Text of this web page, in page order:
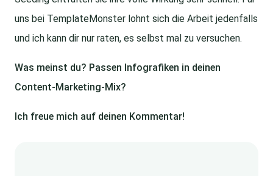
uns bei TemplateMonster lohnt sich die Arbeit jedenfalls
und ich kann dir nur raten, es selbst mal zu versuchen.
Was meinst du? Passen Infografiken in deinen
Content-Marketing-Mix?
Ich freue mich auf deinen Kommentar!